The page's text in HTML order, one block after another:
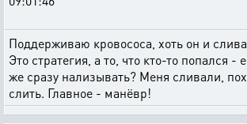
Поддерживаю кровососа, хоть он и
Это стратегия, а то, что кто-то попался -
же сразу нализывать? Меня сливали,
слить. Главное - манёвр!